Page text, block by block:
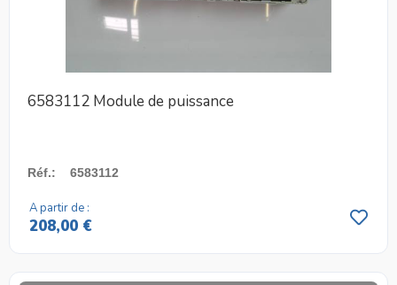
6583112 Module de puissance
Réf.: 6583112
A partir de :
208,00 €